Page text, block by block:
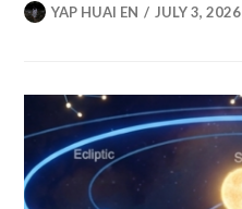
YAP HUAI EN JULY 3, 2026